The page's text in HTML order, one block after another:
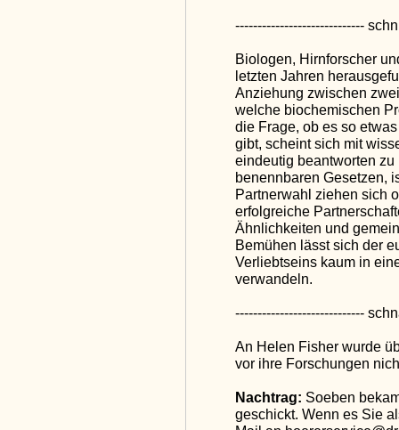
-----------------------------
Biologen, Hirnforscher
letzten Jahren
Anziehung zwischen
welche biochemischen
die Frage, ob es so
gibt, scheint sich mit
eindeutig beantworten
benennbaren Gesetzen,
Partnerwahl ziehen sich
erfolgreiche
Ähnlichkeiten und
Bemühen lässt sich der
Verliebtseins kaum in
verwandeln.
-----------------------------
An Helen Fisher wurde
vor ihre Forschungen
Nachtrag: Soeben
geschickt. Wenn es Sie